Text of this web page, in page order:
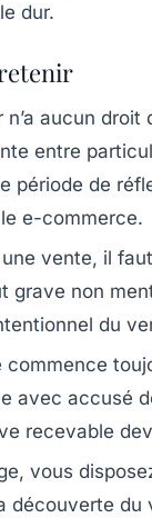
dur.
aucun droit
entre
période de
e-commerce.
vente, il
grave non
du
commence
avec accusé
recevable
vous
découverte du